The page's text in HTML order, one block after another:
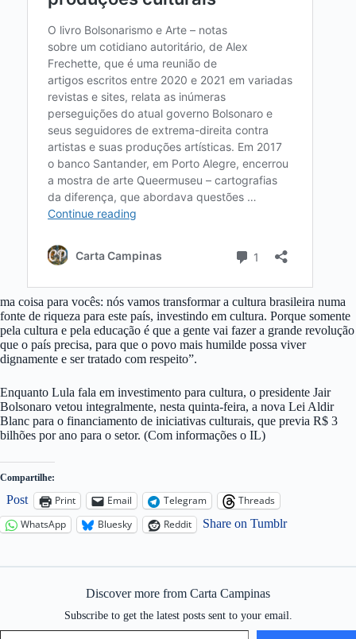
ma coisa para vocês: nós vamos transformar a cultura brasileira numa
fonte de riqueza para este país, investindo em cultura. Porque somente
pela cultura e pela educação é que a gente vai fazer a grande revolução
que o país precisa, para que o povo mais humilde possa viver
dignamente e ser tratado com respeito”.
Enquanto Lula fala em investimento para cultura, o presidente Jair
Bolsonaro vetou integralmente, nesta quinta-feira, a nova Lei Aldir
Blanc para o financiamento de iniciativas culturais, que previa R$ 3
bilhões por ano para o setor. (Com informações o IL)
Compartilhe:
Post Print Email Telegram
Threads
WhatsApp
Bluesky Reddit Share on Tumblr
Discover more from Carta Campinas
Subscribe to get the latest posts sent to your email.
Type your email…